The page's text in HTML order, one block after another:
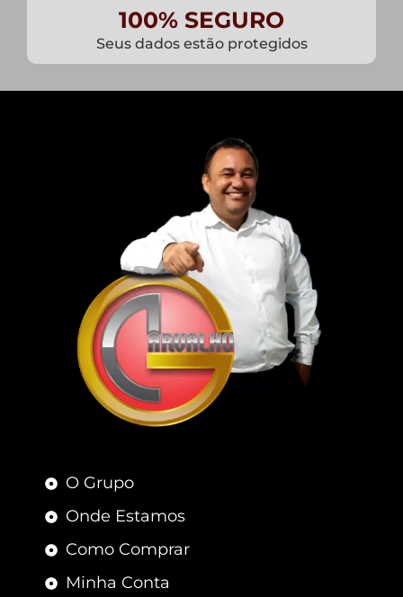
100% SEGURO
Seus dados estão protegidos
O Grupo
Onde Estamos
Como Comprar
Minha Conta